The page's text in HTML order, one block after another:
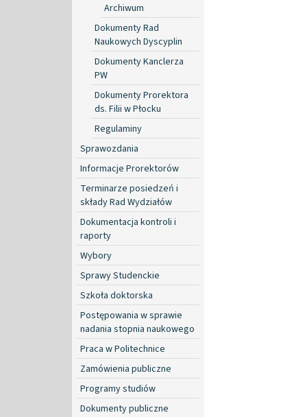
Archiwum
Dokumenty Rad
Naukowych Dyscyplin
Dokumenty Kanclerza
PW
Dokumenty Prorektora
ds. Filii w Płocku
Regulaminy
Sprawozdania
Informacje Prorektorów
Terminarze posiedzeń i
składy Rad Wydziałów
Dokumentacja kontroli i
raporty
Wybory
Sprawy Studenckie
Szkoła doktorska
Postępowania w sprawie
nadania stopnia naukowego
Praca w Politechnice
Zamówienia publiczne
Programy studiów
Dokumenty publiczne